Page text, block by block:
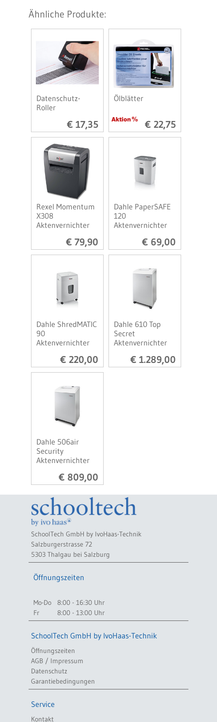
Ähnliche Produkte:
Datenschutz-
Roller
€ 17,35
Ölblätter
€ 22,75
Rexel Momentum
X308
Aktenvernichter
€ 79,90
Dahle PaperSAFE
120
Aktenvernichter
€ 69,00
Dahle ShredMATIC
90
Aktenvernichter
€ 220,00
Dahle 610 Top
Secret
Aktenvernichter
€ 1.289,00
Dahle 506air
Security
Aktenvernichter
€ 809,00
SchoolTech GmbH by IvoHaas-Technik
Salzburgerstrasse 72
5303 Thalgau bei Salzburg
Öffnungszeiten
Mo-Do
8:00 - 16:30 Uhr
Fr
8:00 - 13:00 Uhr
SchoolTech GmbH by IvoHaas-Technik
Öffnungszeiten
AGB / Impressum
Datenschutz
Garantiebedingungen
Service
Kontakt